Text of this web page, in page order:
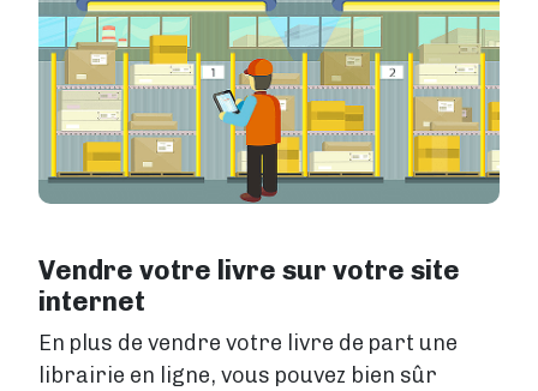
Vendre votre livre sur votre site
internet
En plus de vendre votre livre de part une
librairie en ligne, vous pouvez bien sûr